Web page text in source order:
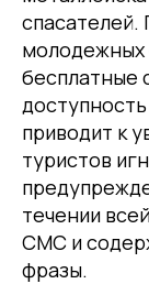
молодежных
бесплатные
приводит к
туристов
течении
СМС и
фразы.